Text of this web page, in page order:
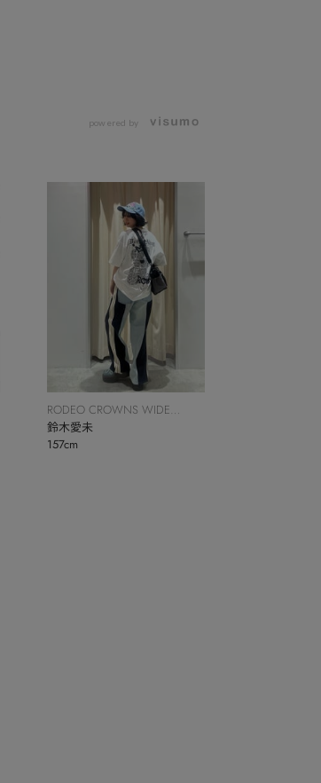
powered by
RODEO CROWNS WIDE
BOWL
鈴木愛未
157cm